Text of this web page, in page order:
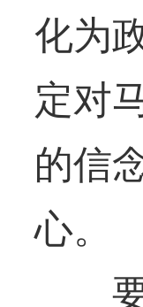
化为
定对
的信
心。
要